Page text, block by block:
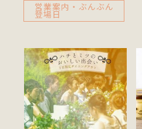
営業案内・ぶんぶん
登場日